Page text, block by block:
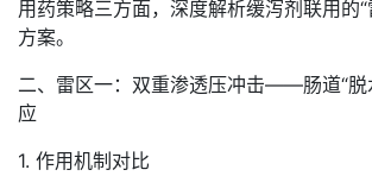
用药策略三方面，深度解析缓泻剂联用的
方案。
二、雷区一：双重渗透压冲击——肠道“脱
应
1. 作用机制对比